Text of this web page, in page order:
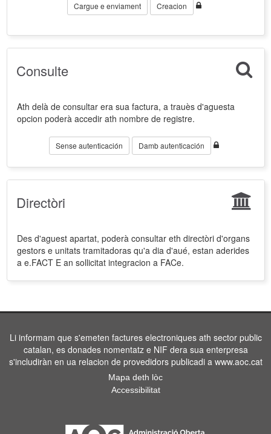
Cargue e enviament Creacion
Consulte
Ath delà de consultar era sua factura, a trauès d'aguesta
opcion poderà accedir ath nombre de registre.
Sense autenticación Damb autenticación
Directòri
Des d'aguest apartat, poderà consultar eth directòri d'organs
gestors e unitats tramitadoras qu'a dia d'aué, estan aderides
a e.FACT E an sollicitat integracion a FACe.
Li informam que s'emeten factures electroniques ath sector public
catalan, es donades nomentatz e NIF dera sua enterpresa
s'includiràn en ua relacion de provedidors publicadi a www.aoc.cat
Mapa deth lòc
Accessibilitat